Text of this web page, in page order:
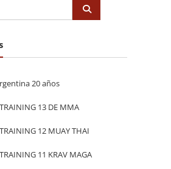
20 años
13 DE MMA
12 MUAY THAI
11 KRAV MAGA